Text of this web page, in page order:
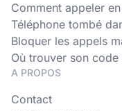
Comment appeler
Téléphone tombé
Bloquer les appels
Où trouver son code
A PROPOS
Contact